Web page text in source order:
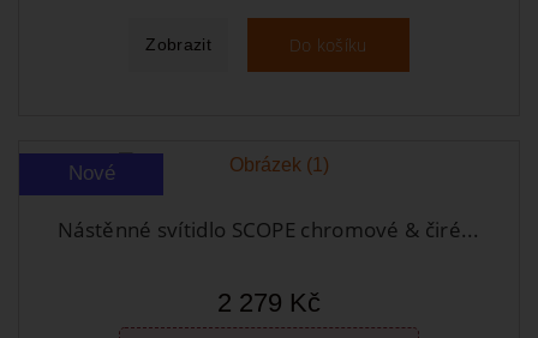
Zobrazit Do košíku
Nové
Nástěnné svítidlo SCOPE chromové & čiré...
2 279 Kč